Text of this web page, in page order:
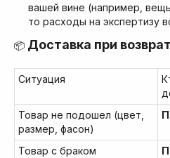
вашей вине (например,
то расходы на экспертизу
📦 Доставка при
Ситуация
Товар не подошел (цвет,
размер, фасон)
Товар с браком